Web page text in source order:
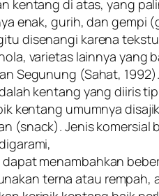
kentang di atas, yang
enak, gurih, dan gempi
disenangi karena
varietas lainnya yang
Segunung (Sahat, 1992).
kentang yang diiris
kentang umumnya
(snack). Jenis
menambahkan
terna atau rempah,